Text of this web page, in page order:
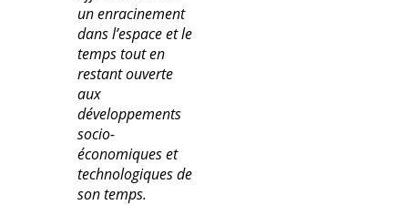
un enracinement
dans l’espace et le
temps tout en
restant ouverte
aux
développements
socio-
économiques et
technologiques de
son temps.